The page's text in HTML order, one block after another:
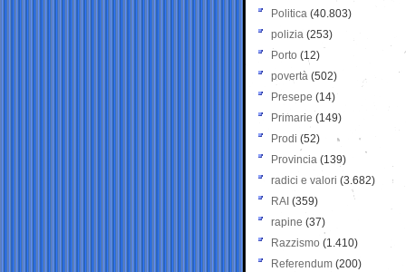
Politica (40.803)
polizia (253)
Porto (12)
povertà (502)
Presepe (14)
Primarie (149)
Prodi (52)
Provincia (139)
radici e valori (3.682)
RAI (359)
rapine (37)
Razzismo (1.410)
Referendum (200)